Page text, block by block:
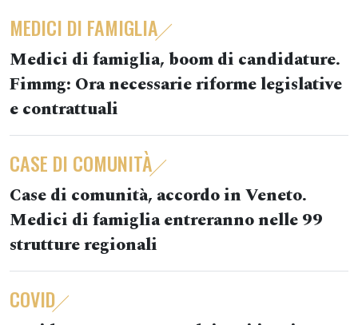
MEDICI DI FAMIGLIA
Medici di famiglia, boom di candidature.
Fimmg: Ora necessarie riforme legislative
e contrattuali
CASE DI COMUNITÀ
Case di comunità, accordo in Veneto.
Medici di famiglia entreranno nelle 99
strutture regionali
COVID